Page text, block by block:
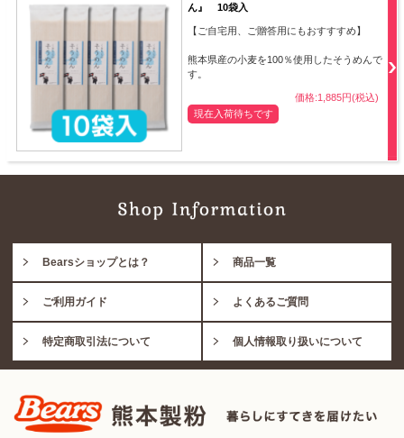
ん』 10袋入
【ご自宅用、ご贈答用にもおすすすめ】
熊本県産の小麦を100％使用したそうめんで
す。
価格:1,885円(税込)
現在入荷待ちです
Bearsショップとは？ 商品一覧
ご利用ガイド よくあるご質問
特定商取引法について 個人情報取り扱いについて